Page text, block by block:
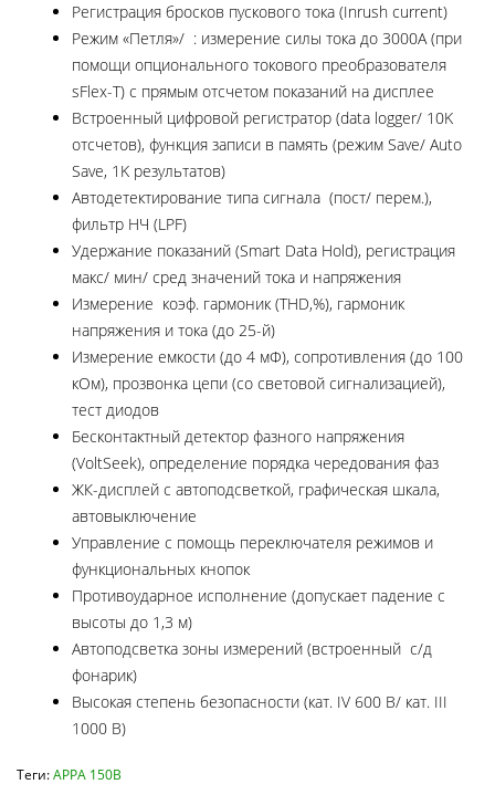
Регистрация бросков пускового тока (Inrush current)
Режим «Петля»/ : измерение силы тока до 3000А (при
помощи опционального токового преобразователя
sFlex-T) с прямым отсчетом показаний на дисплее
Встроенный цифровой регистратор (data logger/ 10K
отсчетов), функция записи в память (режим Save/ Auto
Save, 1K результатов)
Автодетектирование типа сигнала (пост/ перем.),
фильтр НЧ (LPF)
Удержание показаний (Smart Data Hold), регистрация
макс/ мин/ сред значений тока и напряжения
Измерение коэф. гармоник (THD,%), гармоник
напряжения и тока (до 25-й)
Измерение емкости (до 4 мФ), сопротивления (до 100
кОм), прозвонка цепи (со световой сигнализацией),
тест диодов
Бесконтактный детектор фазного напряжения
(VoltSeek), определение порядка чередования фаз
ЖК-дисплей с автоподсветкой, графическая шкала,
автовыключение
Управление с помощь переключателя режимов и
функциональных кнопок
Противоударное исполнение (допускает падение с
высоты до 1,3 м)
Автоподсветка зоны измерений (встроенный с/д
фонарик)
Высокая степень безопасности (кат. IV 600 В/ кат. III
1000 В)
Теги:APPA 150B